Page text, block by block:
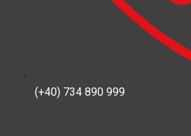
(+40) 734 890 999